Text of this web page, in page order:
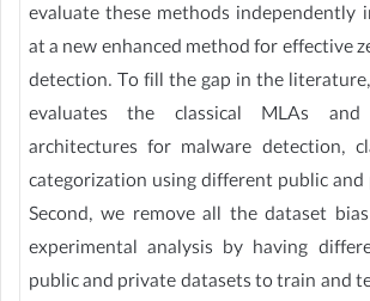
evaluate these methods independently
at a new enhanced method for effective
detection. To fill the gap in the
evaluates the classical MLAs
architectures for malware detection,
categorization using different public
Second, we remove all the dataset
experimental analysis by having
public and private datasets to train and